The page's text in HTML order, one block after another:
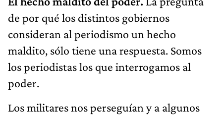
de por qué los distintos gobiernos
consideran al periodismo un hecho
maldito, sólo tiene una respuesta. Somos
los periodistas los que interrogamos al
poder.
Los militares nos perseguían y a algunos